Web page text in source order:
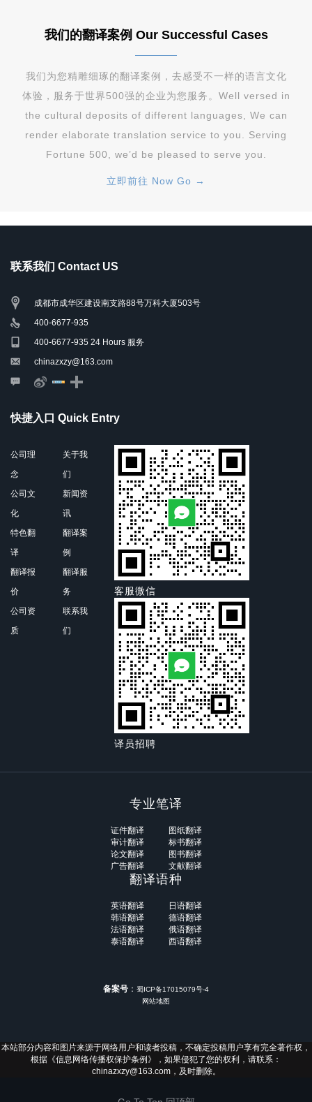
我们的翻译案例 Our Successful Cases
我们为您精雕细琢的翻译案例，去感受不一样的语言文化
体验，服务于世界500强的企业为您服务。Well versed in
the cultural deposits of different languages, We can
render elaborate translation service to you. Serving
Fortune 500, we’d be pleased to serve you.
立即前往 Now Go →
联系我们 Contact US
成都市成华区建设南支路88号万科大厦503号
400-6677-935
400-6677-935 24 Hours 服务
chinazxzy@163.com
快捷入口 Quick Entry
公司理
念
公司文
化
特色翻
译
翻译报
价
公司资
质
关于我
们
新闻资
讯
翻译案
例
翻译服
务
联系我
们
客服微信
译员招聘
专业笔译
证件翻译
图纸翻译
审计翻译
标书翻译
论文翻译
图书翻译
广告翻译
文献翻译
翻译语种
英语翻译
日语翻译
韩语翻译
德语翻译
法语翻译
俄语翻译
泰语翻译
西语翻译
备案号 ： 蜀ICP备17015079号-4
网站地图
本站部分内容和图片来源于网络用户和读者投稿，不确定投稿用户享有完全著作权，
根据《信息网络传播权保护条例》，如果侵犯了您的权利，请联系：
chinazxzy@163.com，及时删除。